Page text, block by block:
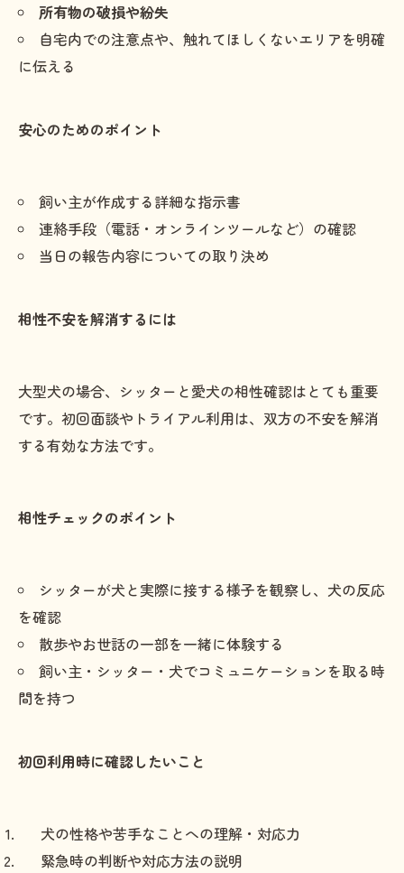
所有物の破損や紛失
自宅内での注意点や、触れてほしくないエリアを明確
に伝える
安心のためのポイント
飼い主が作成する詳細な指示書
連絡手段（電話・オンラインツールなど）の確認
当日の報告内容についての取り決め
相性不安を解消するには
大型犬の場合、シッターと愛犬の相性確認はとても重要
です。初回面談やトライアル利用は、双方の不安を解消
する有効な方法です。
相性チェックのポイント
シッターが犬と実際に接する様子を観察し、犬の反応
を確認
散歩やお世話の一部を一緒に体験する
飼い主・シッター・犬でコミュニケーションを取る時
間を持つ
初回利用時に確認したいこと
犬の性格や苦手なことへの理解・対応力
緊急時の判断や対応方法の説明